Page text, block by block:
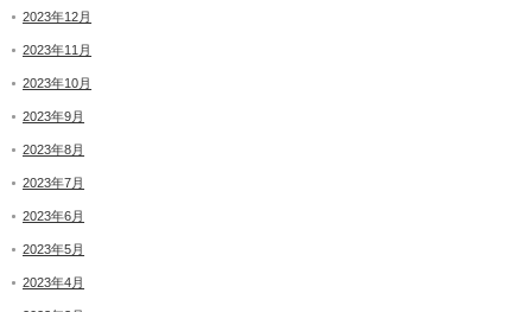
2023年12月
2023年11月
2023年10月
2023年9月
2023年8月
2023年7月
2023年6月
2023年5月
2023年4月